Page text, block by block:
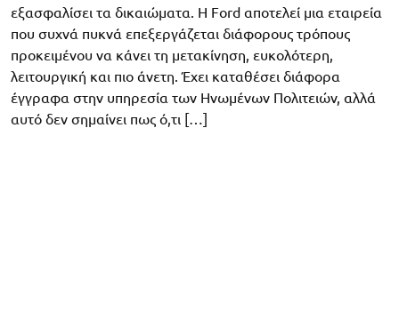
εξασφαλίσει τα δικαιώματα. Η Ford αποτελεί μια εταιρεία
που συχνά πυκνά επεξεργάζεται διάφορους τρόπους
προκειμένου να κάνει τη μετακίνηση, ευκολότερη,
λειτουργική και πιο άνετη. Έχει καταθέσει διάφορα
έγγραφα στην υπηρεσία των Ηνωμένων Πολιτειών, αλλά
αυτό δεν σημαίνει πως ό,τι […]